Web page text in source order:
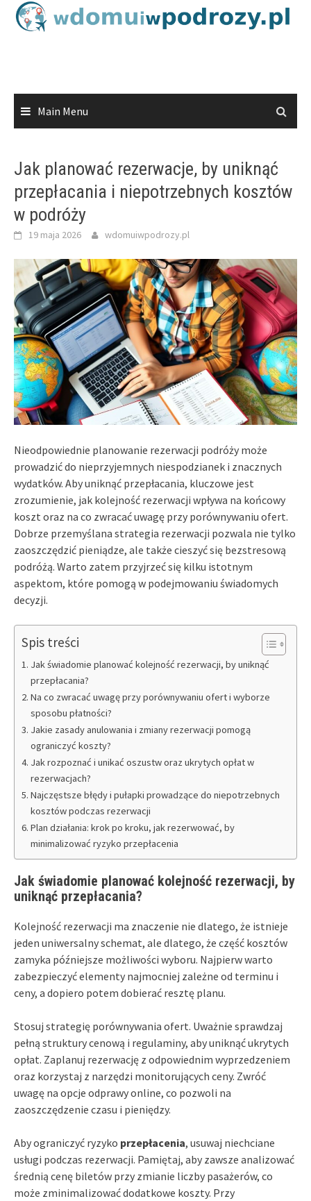
Skip
Main Menu
Jak planować rezerwacje, by uniknąć
przepłacania i niepotrzebnych kosztów
w podróży
19 maja 2026 wdomuiwpodrozy.pl
Nieodpowiednie planowanie rezerwacji podróży może
prowadzić do nieprzyjemnych niespodzianek i znacznych
wydatków. Aby uniknąć przepłacania, kluczowe jest
zrozumienie, jak kolejność rezerwacji wpływa na końcowy
koszt oraz na co zwracać uwagę przy porównywaniu ofert.
Dobrze przemyślana strategia rezerwacji pozwala nie tylko
zaoszczędzić pieniądze, ale także cieszyć się bezstresową
podróżą. Warto zatem przyjrzeć się kilku istotnym
aspektom, które pomogą w podejmowaniu świadomych
decyzji.
Spis treści
Jak świadomie planować kolejność rezerwacji, by uniknąć
przepłacania?
Na co zwracać uwagę przy porównywaniu ofert i wyborze
sposobu płatności?
Jakie zasady anulowania i zmiany rezerwacji pomogą
ograniczyć koszty?
Jak rozpoznać i unikać oszustw oraz ukrytych opłat w
rezerwacjach?
Najczęstsze błędy i pułapki prowadzące do niepotrzebnych
kosztów podczas rezerwacji
Plan działania: krok po kroku, jak rezerwować, by
minimalizować ryzyko przepłacenia
Jak świadomie planować kolejność rezerwacji, by
uniknąć przepłacania?
Kolejność rezerwacji ma znaczenie nie dlatego, że istnieje
jeden uniwersalny schemat, ale dlatego, że część kosztów
zamyka późniejsze możliwości wyboru. Najpierw warto
zabezpieczyć elementy najmocniej zależne od terminu i
ceny, a dopiero potem dobierać resztę planu.
Stosuj strategię porównywania ofert. Uważnie sprawdzaj
pełną struktury cenową i regulaminy, aby uniknąć ukrytych
opłat. Zaplanuj rezerwację z odpowiednim wyprzedzeniem
oraz korzystaj z narzędzi monitorujących ceny. Zwróć
uwagę na opcje odprawy online, co pozwoli na
zaoszczędzenie czasu i pieniędzy.
Aby ograniczyć ryzyko przepłacenia, usuwaj niechciane
usługi podczas rezerwacji. Pamiętaj, aby zawsze analizować
średnią cenę biletów przy zmianie liczby pasażerów, co
może zminimalizować dodatkowe koszty. Przy